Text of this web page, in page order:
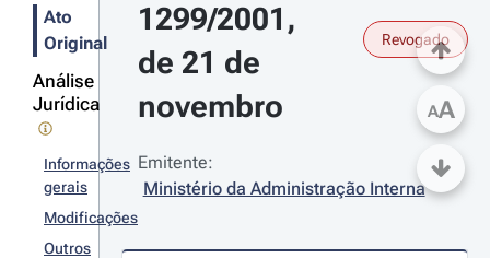
Ato
Original
Análise
Jurídica
Informações
gerais
Modificações
Outros
1299/2001,
de 21 de
novembro
Revogado
Emitente:
Ministério da Administração Interna
AA